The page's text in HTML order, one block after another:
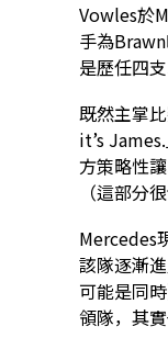
Vowles於
手為
是歷任四
既然主掌
it’s
方策略性
（這部分
Mercedes
該隊逐漸
可能是同
領隊，其